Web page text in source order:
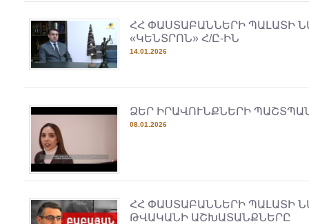
ՀՀ ՓԱՍՏԱԲԱՆՆԵՐԻ ՊԱԼԱՏԻ
«ԿԵՆՏՐՈՆ» Հ/Ը-ԻՆ
14.01.2026
ՁԵՐ ԻՐԱՎՈՒՆՔՆԵՐԻ
08.01.2026
ՀՀ ՓԱՍՏԱԲԱՆՆԵՐԻ ՊԱԼԱՏԻ
ԹՎԱԿԱՆԻ ԱՇԽԱՏԱՆՔՆԵՐԸ